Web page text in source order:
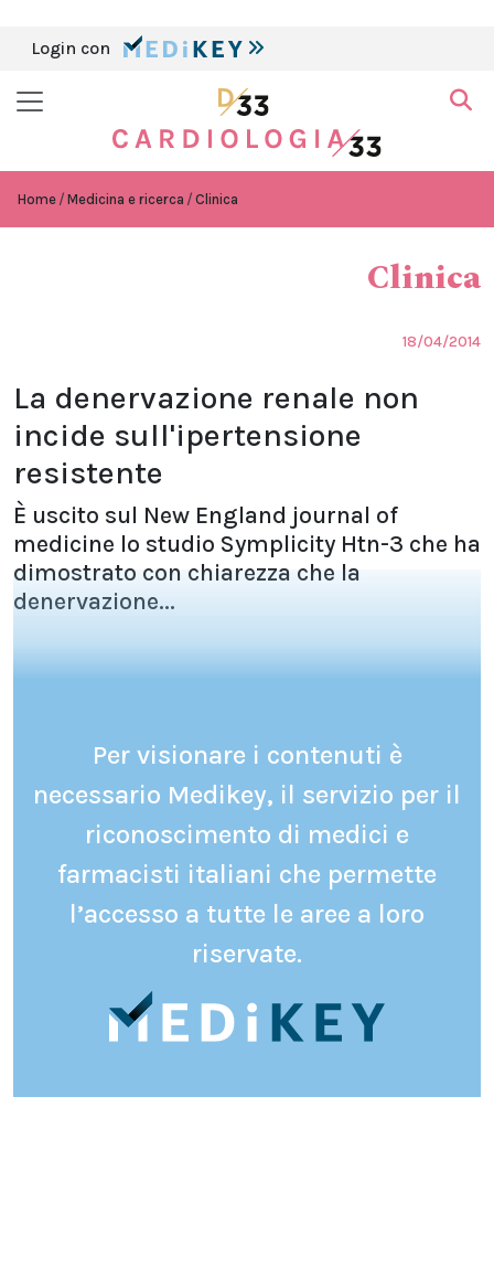
Login con
Home Medicina e ricerca Clinica
Clinica
18/04/2014
La denervazione renale non
incide sull'ipertensione
resistente
È uscito sul New England journal of
medicine lo studio Symplicity Htn-3 che ha
dimostrato con chiarezza che la
denervazione...
Per visionare i contenuti è
necessario Medikey, il servizio per il
riconoscimento di medici e
farmacisti italiani che permette
l’accesso a tutte le aree a loro
riservate.